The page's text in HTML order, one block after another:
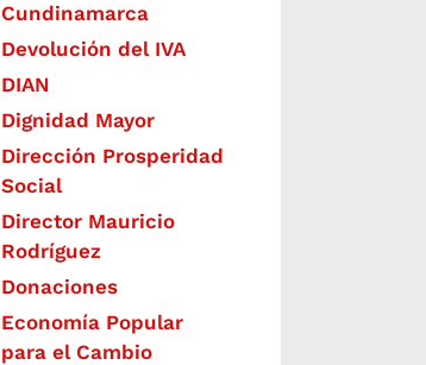
Cundinamarca
Devolución del IVA
DIAN
Dignidad Mayor
Dirección Prosperidad
Social
Director Mauricio
Rodríguez
Donaciones
Economía Popular
para el Cambio